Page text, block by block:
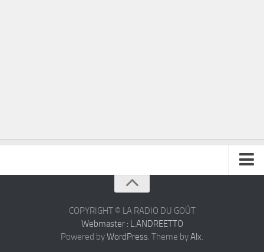
COPYRIGHT © LA RADIO DU GOÛT
Webmaster : L.ANDREETTO
Powered byWordPress. Theme byAlx.